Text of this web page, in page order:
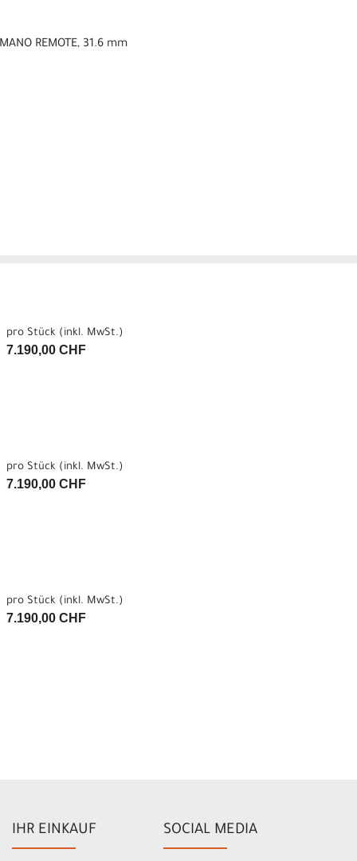
REMOTE, 31.6 mm
pro Stück (inkl. MwSt.)
7.190,00 CHF
pro Stück (inkl. MwSt.)
7.190,00 CHF
pro Stück (inkl. MwSt.)
7.190,00 CHF
IHR EINKAUF SOCIAL MEDIA